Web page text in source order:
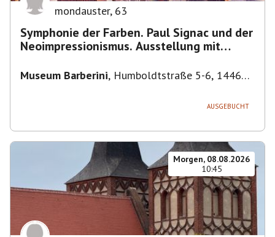
mondauster, 63
Symphonie der Farben. Paul Signac und der
Neoimpressionismus. Ausstellung mit
Museum Barberini, Humboldtstraße 5-6, 14467
AUSGEBUCHT
Morgen, 08.08.2026
10:45